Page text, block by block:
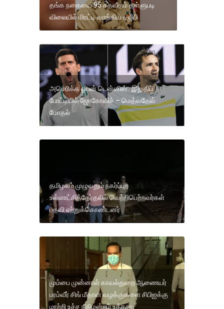
தங்க நகையை 95 சதவீதம் தள்ளுபடி
விலையில் மிரட்டி வாங்கிய டிஜிபி
அமெரிக்க ஓபன் டென்னிஸ் : இறுதிப்
போட்டியில் ஜோகோவிச் – மெத்வதேவ்
மோதல்
தமிழகம் முழுவதும் நகர்ப்புற
உள்ளாட்சித்தேர்தலில் வெற்றிபெற்றவர்கள்
பதவி ஏற்றுக்கொண்டனர்
மும்பை முன்னாள் காவல்துறை ஆணையர்
பரம்வீர் சிங் மீதான வழக்குகளை சிபிஐக்கு
மாற்றி உச்ச நீதிமன்றம் உத்தரவு